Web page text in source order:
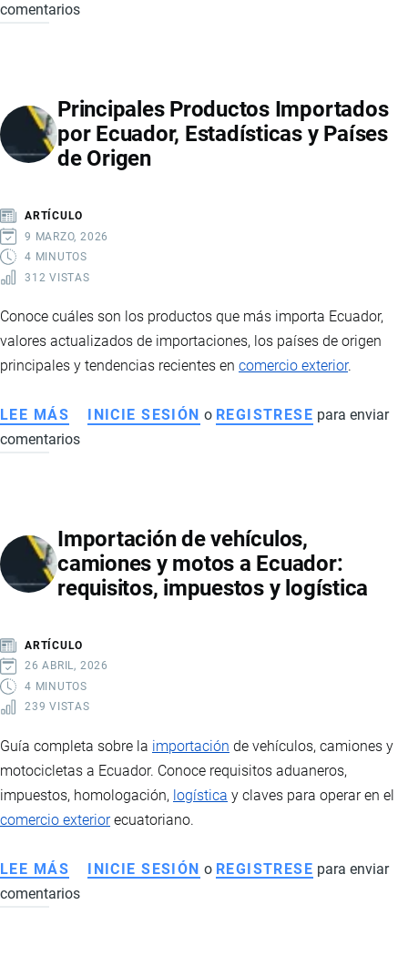
TRIBUTOS
ECUADOR:
QUÉ
IMPUESTOS
Y
CÓMO
SE
comentarios
Principales Productos Importados
por Ecuador, Estadísticas y Países
de Origen
ARTÍCULO
9 MARZO, 2026
4 MINUTOS
312 VISTAS
Conoce cuáles son los productos que más importa Ecuador,
valores actualizados de importaciones, los países de origen
principales y tendencias recientes en comercio exterior.
LEE MÁS SOBRE
PRINCIPALES
ECUADOR,
ESTADÍSTICAS
Y
ORIGEN
INICIE SESIÓN o REGISTRESE para enviar
comentarios
Importación de vehículos,
camiones y motos a Ecuador:
requisitos, impuestos y logística
ARTÍCULO
26 ABRIL, 2026
4 MINUTOS
239 VISTAS
Guía completa sobre la importación de vehículos, camiones y
motocicletas a Ecuador. Conoce requisitos aduaneros,
impuestos, homologación, logística y claves para operar en el
comercio exteriorecuatoriano.
LEE MÁS SOBRE
IMPORTACIÓN
INICIE SESIÓN o REGISTRESE para enviar
comentarios